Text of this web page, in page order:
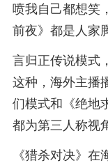
喷我自己都想笑
前夜》都是人家
言归正传说模式
这种，海外主播
们模式和《绝地
都为第三人称视
《猎杀对决》